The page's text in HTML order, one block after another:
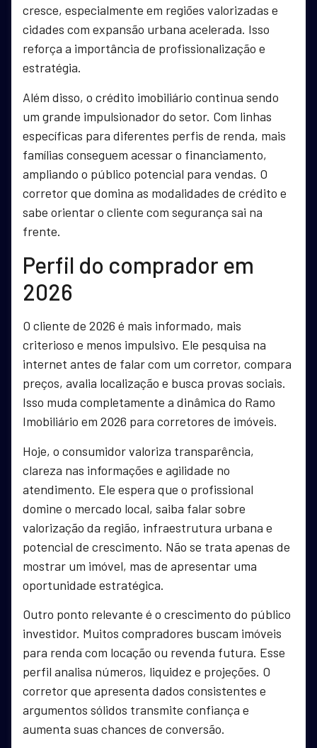
cresce, especialmente em regiões valorizadas e
cidades com expansão urbana acelerada. Isso
reforça a importância de profissionalização e
estratégia.
Além disso, o crédito imobiliário continua sendo
um grande impulsionador do setor. Com linhas
específicas para diferentes perfis de renda, mais
famílias conseguem acessar o financiamento,
ampliando o público potencial para vendas. O
corretor que domina as modalidades de crédito e
sabe orientar o cliente com segurança sai na
frente.
Perfil do comprador em
2026
O cliente de 2026 é mais informado, mais
criterioso e menos impulsivo. Ele pesquisa na
internet antes de falar com um corretor, compara
preços, avalia localização e busca provas sociais.
Isso muda completamente a dinâmica do Ramo
Imobiliário em 2026 para corretores de imóveis.
Hoje, o consumidor valoriza transparência,
clareza nas informações e agilidade no
atendimento. Ele espera que o profissional
domine o mercado local, saiba falar sobre
valorização da região, infraestrutura urbana e
potencial de crescimento. Não se trata apenas de
mostrar um imóvel, mas de apresentar uma
oportunidade estratégica.
Outro ponto relevante é o crescimento do público
investidor. Muitos compradores buscam imóveis
para renda com locação ou revenda futura. Esse
perfil analisa números, liquidez e projeções. O
corretor que apresenta dados consistentes e
argumentos sólidos transmite confiança e
aumenta suas chances de conversão.